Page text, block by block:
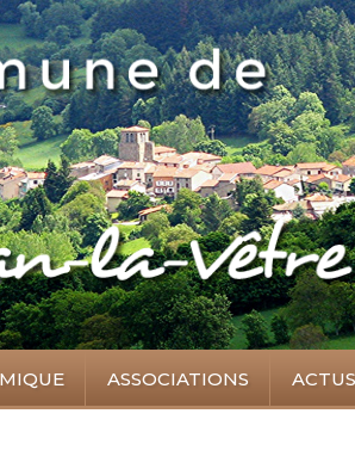
ASSOCIATIONS ACTUS